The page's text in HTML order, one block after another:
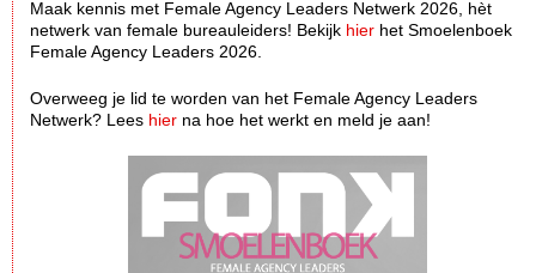
Maak kennis met Female Agency Leaders Netwerk 2026, hèt
netwerk van female bureauleiders! Bekijk hier het Smoelenboek
Female Agency Leaders 2026.
Overweeg je lid te worden van het Female Agency Leaders
Netwerk? Lees hier na hoe het werkt en meld je aan!